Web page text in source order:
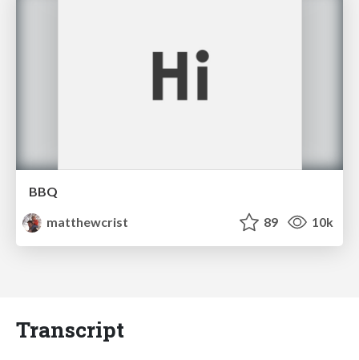
BBQ
matthewcrist
89 10k
Transcript